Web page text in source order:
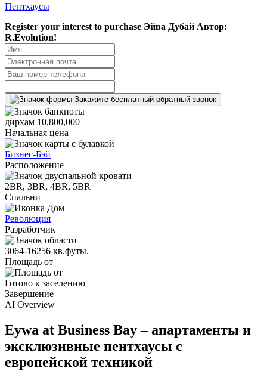
Пентхаусы
Register your interest to purchase Эйва Дубай Автор:
R.Evolution!
Закажите бесплатный обратный звонок
дирхам 10,800,000
Начальная цена
Бизнес-Бэй
Расположение
2BR, 3BR, 4BR, 5BR
Спальни
Революция
Разработчик
3064-16256 кв.футы.
Площадь от
Готово к заселению
Завершение
AI Overview
Eywa at Business Bay – апартаменты и
эксклюзивные пентхаусы с
европейской техникой